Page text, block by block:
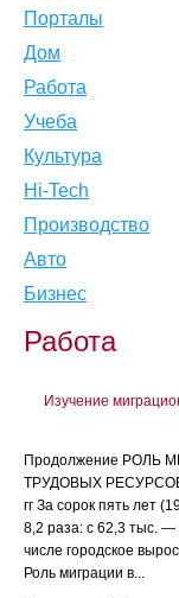
Порталы
Дом
Работа
Учеба
Культура
Hi-Tech
Производство
Авто
Бизнес
Работа
Изучение
Продолжение
ТРУДОВЫХ РЕСУРСОВ
гг За сорок пять лет
8,2 раза: с 62,3 тыс. —
числе городское
Роль миграции в...